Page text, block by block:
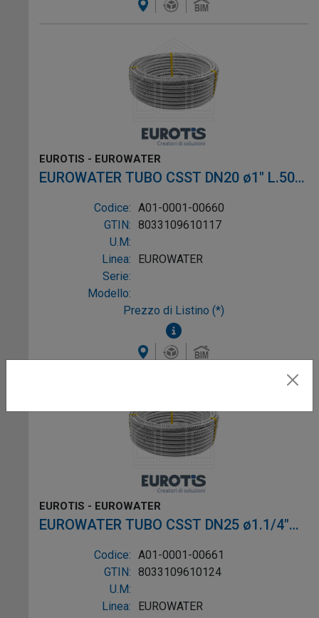
EUROTIS - EUROWATER
EUROWATER TUBO CSST DN20 ø1" L.50m
AISI304 W-1P
Codice: A01-0001-00660
GTIN: 8033109610117
U.M:
Linea:
EUROWATER
Serie:
Modello:
Prezzo di Listino (*)
EUROTIS - EUROWATER
EUROWATER TUBO CSST DN25 ø1.1/4"
L.25m AISI304 W-1P
Codice: A01-0001-00661
GTIN: 8033109610124
U.M:
Linea:
EUROWATER